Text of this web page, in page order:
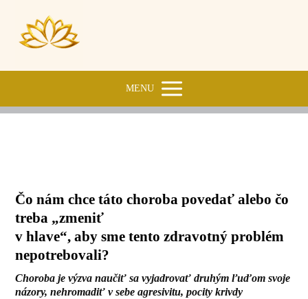
MENU
Čo nám chce táto choroba povedať alebo čo
treba „zmeniť
v hlave“, aby sme tento zdravotný problém
nepotrebovali?
Choroba je výzva naučiť sa vyjadrovať druhým ľuďom svoje
názory, nehromadiť v sebe agresivitu, pocity krivdy